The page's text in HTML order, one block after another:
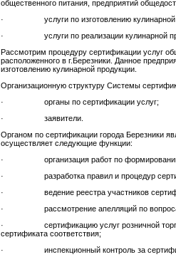
общественного питания, предприятий
· услуги по изготовлению кулинарной
· услуги по реализации кулинарной
Рассмотрим процедуру сертификации услуг
расположенного в г.Березники. Данное
изготовлению кулинарной продукции.
Организационную структуру Системы
· органы по сертификации услуг;
· заявители.
Органом по сертификации города Березники
осуществляет следующие функции:
· организация работ по формированию
· разработка правил и процедур
· ведение реестра участников
· рассмотрение апелляций по вопросам
· сертификацию услуг розничной
сертификата соответствия;
· инспекционный контроль за